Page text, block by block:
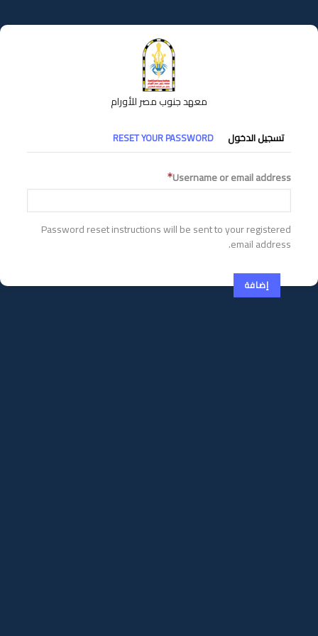
إلى
المحتوى
معهد جنوب مصر للأورام
التبويبات
الأساسية
تسجيل الدخول RESET YOUR PASSWORD
Username or email address
Password reset instructions will be sent to your registered
email address.